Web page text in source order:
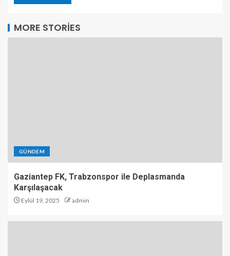
MORE STORIES
GÜNDEM
Gaziantep FK, Trabzonspor ile Deplasmanda
Karşılaşacak
Eylül 19, 2025 admin